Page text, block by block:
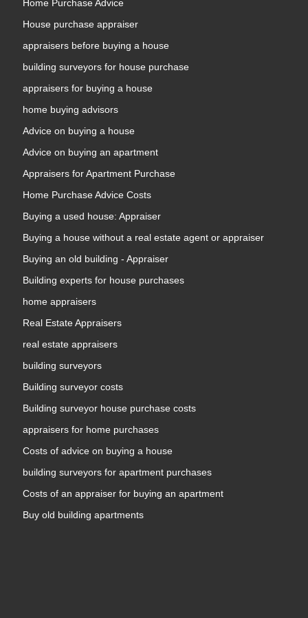
Home Purchase Advice
House purchase appraiser
appraisers before buying a house
building surveyors for house purchase
appraisers for buying a house
home buying advisors
Advice on buying a house
Advice on buying an apartment
Appraisers for Apartment Purchase
Home Purchase Advice Costs
Buying a used house: Appraiser
Buying a house without a real estate agent or appraiser
Buying an old building - Appraiser
Building experts for house purchases
home appraisers
Real Estate Appraisers
real estate appraisers
building surveyors
Building surveyor costs
Building surveyor house purchase costs
appraisers for home purchases
Costs of advice on buying a house
building surveyors for apartment purchases
Costs of an appraiser for buying an apartment
Buy old building apartments